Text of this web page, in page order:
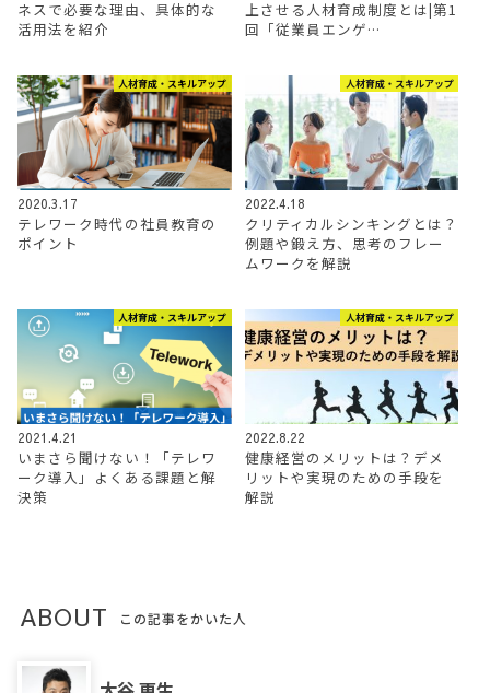
ネスで必要な理由、具体的な
活用法を紹介
上させる人材育成制度とは|第1
回「従業員エンゲ…
人材育成・スキルアップ
2020.3.17
テレワーク時代の社員教育の
ポイント
人材育成・スキルアップ
2022.4.18
クリティカルシンキングとは？
例題や鍛え方、思考のフレー
ムワークを解説
人材育成・スキルアップ
2021.4.21
いまさら聞けない！「テレワ
ーク導入」よくある課題と解
決策
人材育成・スキルアップ
2022.8.22
健康経営のメリットは？デメ
リットや実現のための手段を
解説
ABOUT この記事をかいた人